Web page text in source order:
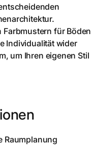
für Böden
Individualität wider
um Ihren eigenen Stil
Raumplanung